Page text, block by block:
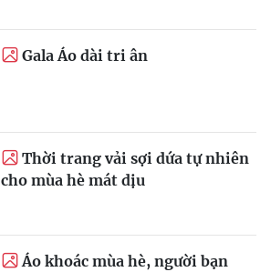
Gala Áo dài tri ân
Thời trang vải sợi dứa tự nhiên
cho mùa hè mát dịu
Áo khoác mùa hè, người bạn